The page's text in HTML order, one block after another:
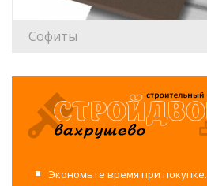
Софиты
Экономьте время при покупке.